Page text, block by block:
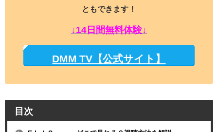
ともできます！
↓14日間無料体験↓
DMM TV【公式サイト】
目次